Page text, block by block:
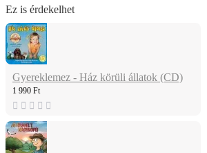
Ez is érdekelhet
Gyereklemez - Ház körüli állatok (CD)
1 990 Ft